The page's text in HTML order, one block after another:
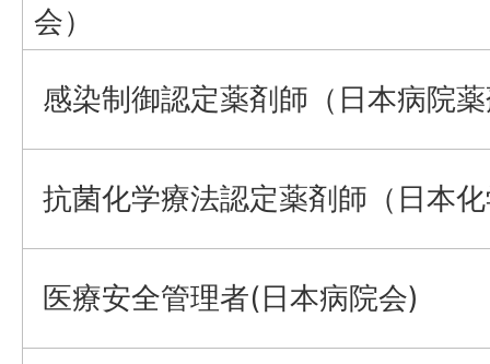
会）
感染制御認定薬剤師（日本病院
抗菌化学療法認定薬剤師（日本
医療安全管理者(日本病院会)